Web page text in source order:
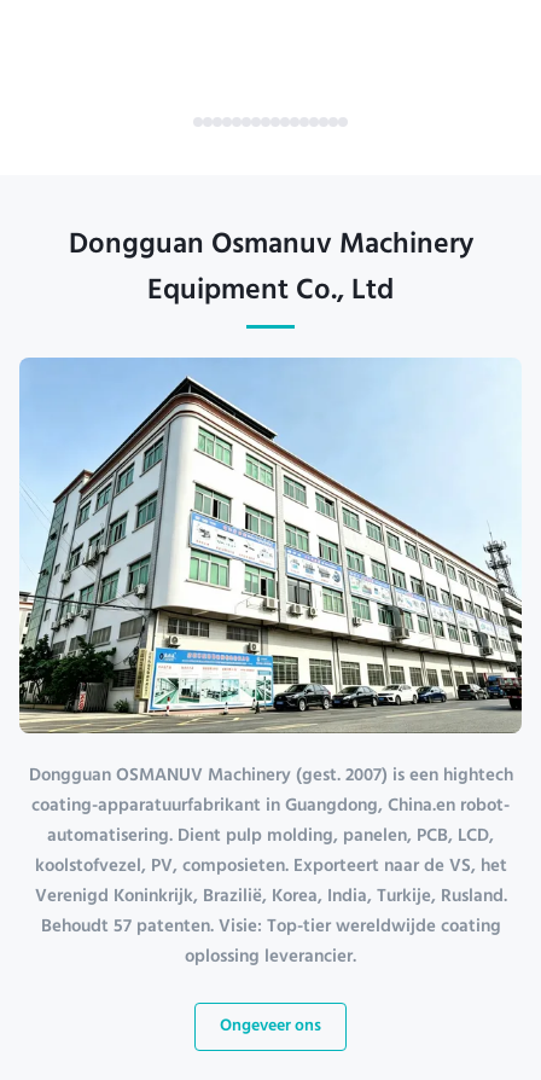
Dongguan Osmanuv Machinery
Equipment Co., Ltd
Dongguan OSMANUV Machinery (gest. 2007) is een hightech
coating-apparatuurfabrikant in Guangdong, China.en robot-
automatisering. Dient pulp molding, panelen, PCB, LCD,
koolstofvezel, PV, composieten. Exporteert naar de VS, het
Verenigd Koninkrijk, Brazilië, Korea, India, Turkije, Rusland.
Behoudt 57 patenten. Visie: Top-tier wereldwijde coating
oplossing leverancier.
Ongeveer ons